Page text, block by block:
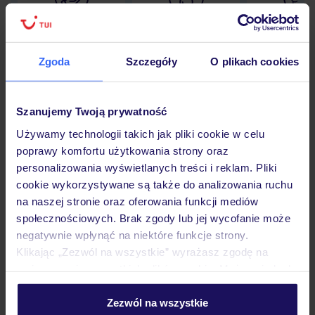
Zgoda Szczegóły O plikach cookies
Szanujemy Twoją prywatność
Używamy technologii takich jak pliki cookie w celu
poprawy komfortu użytkowania strony oraz
personalizowania wyświetlanych treści i reklam. Pliki
cookie wykorzystywane są także do analizowania ruchu
na naszej stronie oraz oferowania funkcji mediów
społecznościowych. Brak zgody lub jej wycofanie może
negatywnie wpłynąć na niektóre funkcje strony.
Klikając „Zezwól na wszystkie” wyrażasz zgodę na
personalizować swój wybór wchodząc w zakładkę
Zezwól na wszystkie
Lider niskich cen 30 lat w
Hotel
Pokoje
Wyżywienie
Atrakcje